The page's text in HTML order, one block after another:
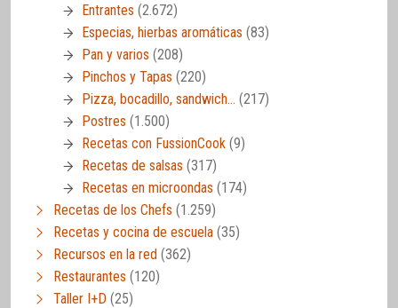
Entrantes (2.672)
Especias, hierbas aromáticas (83)
Pan y varios (208)
Pinchos y Tapas (220)
Pizza, bocadillo, sandwich… (217)
Postres (1.500)
Recetas con FussionCook (9)
Recetas de salsas (317)
Recetas en microondas (174)
Recetas de los Chefs (1.259)
Recetas y cocina de escuela (35)
Recursos en la red (362)
Restaurantes (120)
Taller I+D (25)